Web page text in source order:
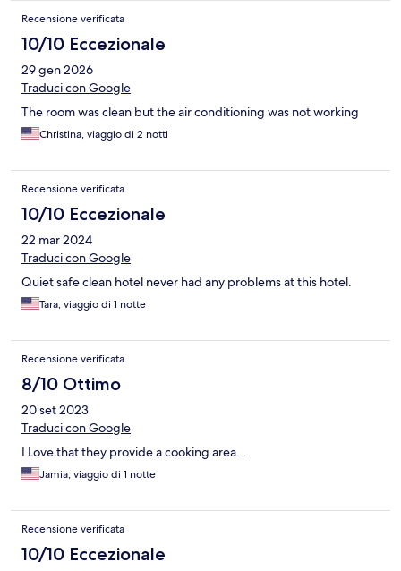
Recensione verificata
10/10 Eccezionale
29 gen 2026
Traduci con Google
The room was clean but the air conditioning was not working
Christina, viaggio di 2 notti
Recensione verificata
10/10 Eccezionale
22 mar 2024
Traduci con Google
Quiet safe clean hotel never had any problems at this hotel.
Tara, viaggio di 1 notte
Recensione verificata
8/10 Ottimo
20 set 2023
Traduci con Google
I Love that they provide a cooking area...
Jamia, viaggio di 1 notte
Recensione verificata
10/10 Eccezionale